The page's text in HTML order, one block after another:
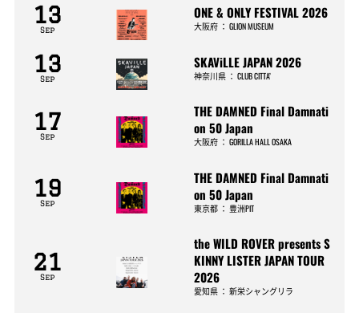
13
Sep
ONE & ONLY FESTIVAL 2026
大阪府 ：GLION MUSEUM
13
Sep
SKAViLLE JAPAN 2026
神奈川県 ：CLUB CITTA’
17
Sep
THE DAMNED Final Damnati
on 50 Japan
大阪府 ：GORILLA HALL OSAKA
19
Sep
THE DAMNED Final Damnati
on 50 Japan
東京都 ：豊洲PIT
21
Sep
the WILD ROVER presents S
KINNY LISTER JAPAN TOUR
2026
愛知県 ：新栄シャングリラ